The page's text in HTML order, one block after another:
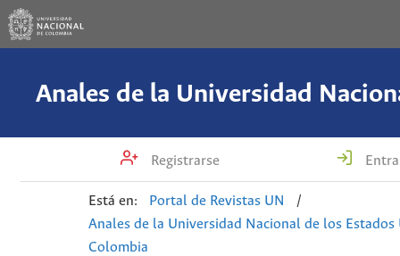
Registrarse
Está en: Portal de Revistas UN
/
Anales de la Universidad Nacional de los Estados
Colombia